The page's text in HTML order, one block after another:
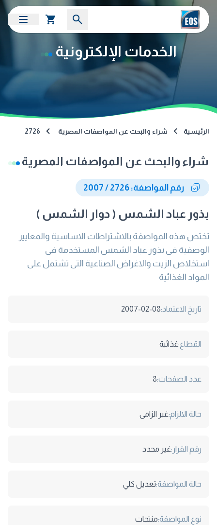
الخدمات الإلكترونية
الرئيسية شراء والبحث عن المواصفات المصرية 2726
شراء والبحث عن المواصفات المصرية
رقم المواصفة: 2726 / 2007
بذور عباد الشمس ( دوار الشمس )
تختص هذه المواصفة بالاشتراطات الاساسية والمعايير
الوصفية فى بذور عباد الشمس المستخدمة فى
استخلاص الزيت والاغراض الصناعية التى تشتمل على
المواد الغذائية
تاريخ الاعتماد:2007-02-08
القطاع:غذائية
عدد الصفحات:8
حالة الالزام:غير الزامى
رقم القرار:غير محدد
حالة المواصفة:تعديل كلي
نوع المواصفة:منتجات